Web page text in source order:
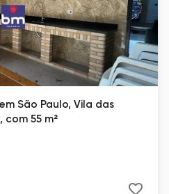
São Paulo, Vila das
55 m²